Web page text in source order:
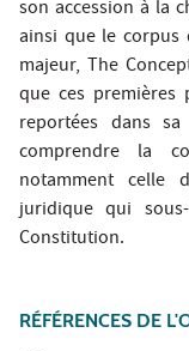
son accession à la
ainsi que le corpus
majeur, The
que ces premières
reportées dans
comprendre la
notamment celle
juridique qui
Constitution.
RÉFÉRENCES DE